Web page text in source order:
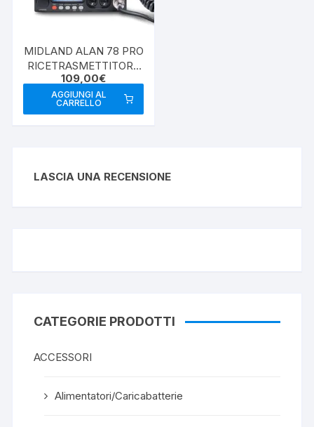
MIDLAND ALAN 78 PRO
RICETRASMETTITORE
CB MULTIBANDA
109,00€
AGGIUNGI AL
CARRELLO
LASCIA UNA RECENSIONE
CATEGORIE PRODOTTI
ACCESSORI
Alimentatori/Caricabatterie